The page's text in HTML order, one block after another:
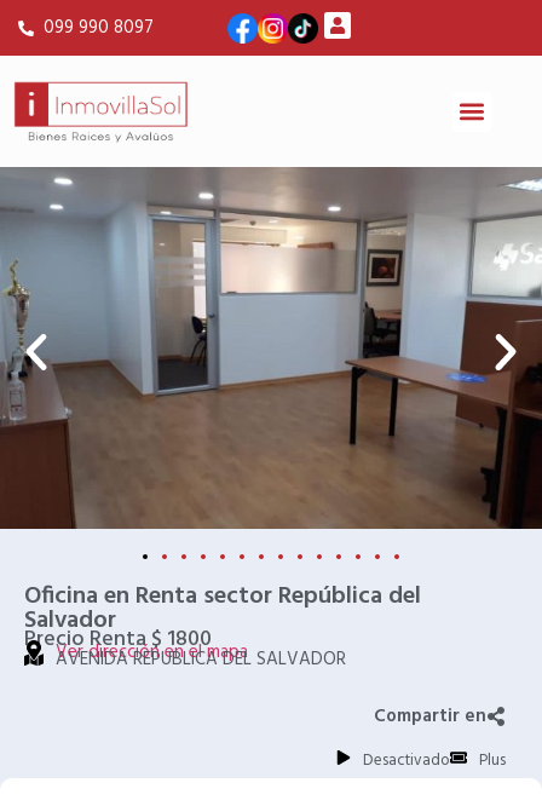
099 990 8097
Oficina en Renta sector República del
Salvador
Precio Renta $ 1800
Ver dirección en el mapa
AVENIDA REPUBLICA DEL SALVADOR
Compartir en
Desactivado Plus